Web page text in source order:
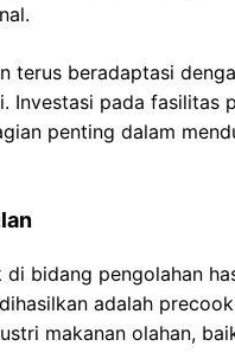
terus beradaptasi
Investasi pada fasilitas
penting dalam
di bidang pengolahan
adalah
makanan olahan,